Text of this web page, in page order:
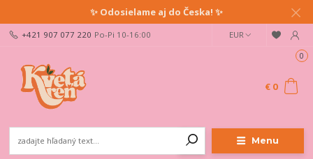
✨ Odosielame aj do Česka! ✨
Menu
EUR
+421 907 077 220 Po-Pi 10-16:00
0
€ 0